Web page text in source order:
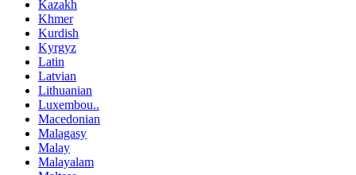
Kazakh
Khmer
Kurdish
Kyrgyz
Latin
Latvian
Lithuanian
Luxembou..
Macedonian
Malagasy
Malay
Malayalam